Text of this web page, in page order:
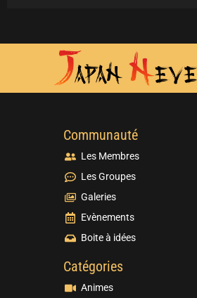
Communauté
Les Membres
Les Groupes
Galeries
Evènements
Boite à idées
Catégories
Animes